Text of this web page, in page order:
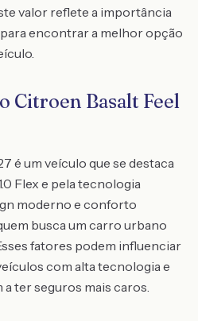
valor reflete a importância
encontrar a melhor opção
Citroen Basalt Feel
é um veículo que se destaca
Flex e pela tecnologia
moderno e conforto
busca um carro urbano
fatores podem influenciar
com alta tecnologia e
ter seguros mais caros.